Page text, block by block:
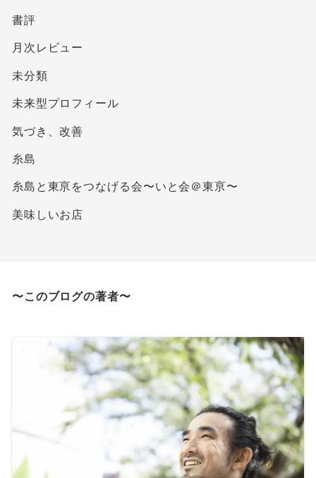
書評
月次レビュー
未分類
未来型プロフィール
気づき、改善
糸島
糸島と東亰をつなげる会〜いと会＠東亰〜
美味しいお店
〜このブログの著者〜